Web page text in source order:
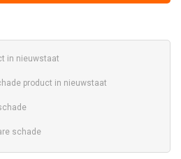
in nieuwstaat
product in nieuwstaat
schade